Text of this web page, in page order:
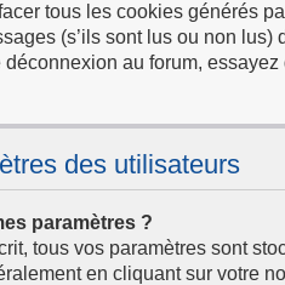
tous les cookies générés
(s’ils sont lus ou non
au forum,
des utilisateurs
paramètres ?
tous vos paramètres sont
en cliquant sur votre